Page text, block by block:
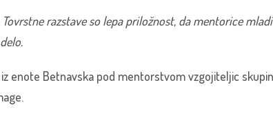
Tovrstne razstave so lepa priložnost, da mentorice
enote Betnavska pod mentorstvom vzgojiteljic